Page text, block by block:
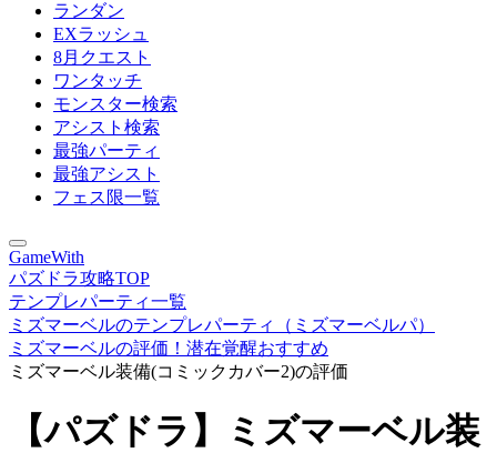
ランダン
EXラッシュ
8月クエスト
ワンタッチ
モンスター検索
アシスト検索
最強パーティ
最強アシスト
フェス限一覧
GameWith
パズドラ攻略TOP
テンプレパーティ一覧
ミズマーベルのテンプレパーティ（ミズマーベルパ）
ミズマーベルの評価！潜在覚醒おすすめ
ミズマーベル装備(コミックカバー2)の評価
【パズドラ】ミズマーベル装